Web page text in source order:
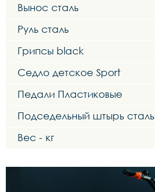
Вынос сталь
Руль сталь
Грипсы black
Седло детское Sport
Педали Пластиковые
Подседельный штырь сталь
Вес - кг